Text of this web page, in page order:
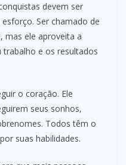
devem ser
Ser chamado de
mas ele aproveita a
e os resultados
o coração. Ele
seus sonhos,
Todos têm o
suas habilidades.